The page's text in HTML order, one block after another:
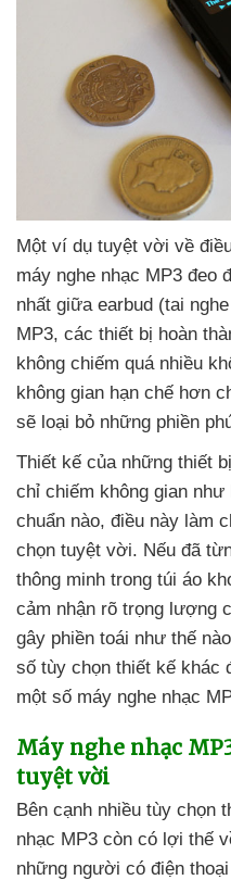
Một ví dụ tuyệt vời về
máy nghe nhạc MP3 đeo
nhất giữa earbud (tai nghe
MP3, các thiết bị hoàn
không chiếm quá nhiều
không gian hạn chế hơn
sẽ loại bỏ những phiền
Thiết kế của những thiết
chỉ chiếm không gian
chuẩn nào, điều này làm
chọn tuyệt vời. Nếu đã
thông minh trong túi áo
cảm nhận rõ trọng lượng
gây phiền toái như thế nào
số tùy chọn thiết kế khác
một số máy nghe nhạc
Máy nghe nhạc
tuyệt vời
Bên cạnh nhiều tùy chọn
nhạc MP3 còn có lợi thế
những người có điện